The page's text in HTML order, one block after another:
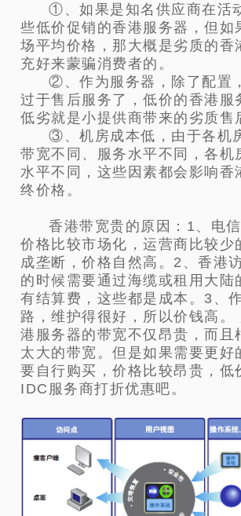
①、如果是知名供应商在活
些低价促销的香港服务器，但如
场平均价格，那大概是劣质的香
充好来蒙骗消费者的。
②、作为服务器，除了配置
过于售后服务了，低价的香港服
低劣就是小提供商带来的劣质售
③、机房成本低，由于各机
带宽不同、服务水平不同，各机
水平不同，这些因素都会影响香
终价格。
香港带宽贵的原因：1、电信
价格比较市场化，运营商比较少
成垄断，价格自然高。2、香港
的时候需要通过海缆或租用大陆
有结算费，这些都是成本。3、
路，维护得很好，所以价钱高。
港服务器的带宽不仅昂贵，而且
太大的带宽。但是如果需要更好
要自行购买，价格比较昂贵，低
IDC服务商打折优惠吧。